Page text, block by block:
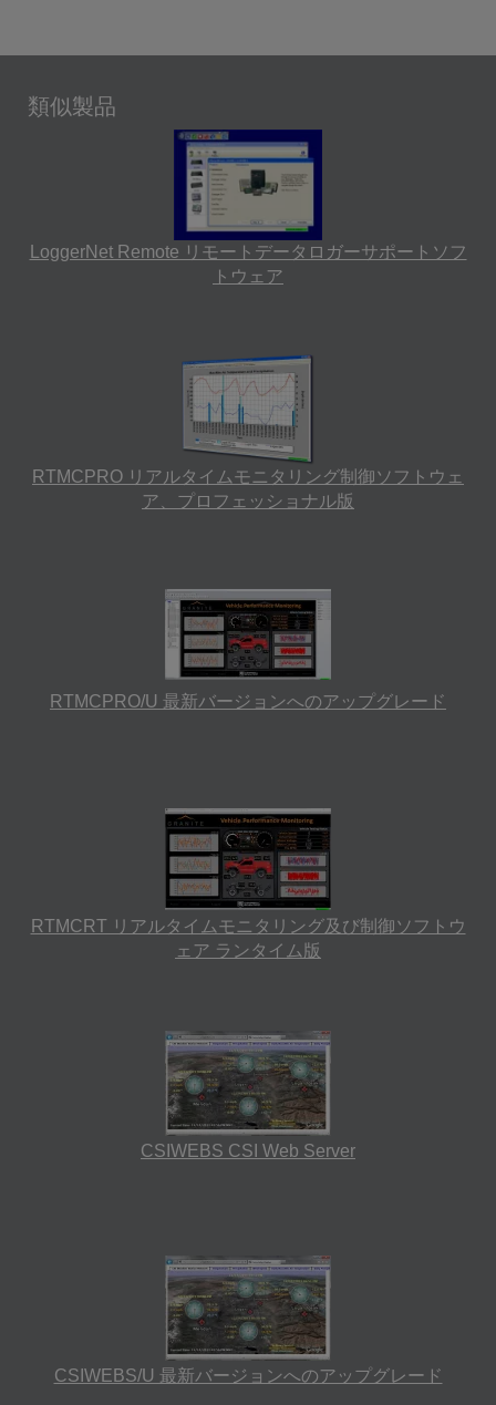
類似製品
LoggerNet Remote リモートデータロガーサポートソフ
トウェア
RTMCPRO リアルタイムモニタリング制御ソフトウェ
ア、プロフェッショナル版
RTMCPRO/U 最新バージョンへのアップグレード
RTMCRT リアルタイムモニタリング及び制御ソフトウ
ェア ランタイム版
CSIWEBS CSI Web Server
CSIWEBS/U 最新バージョンへのアップグレード